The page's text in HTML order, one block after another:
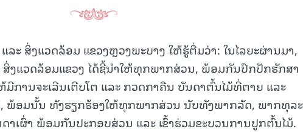
ສິ່ງແວດລ້ອມ ແຂວງຫຼວງພະບາງ ໃຫ້ຮູ້ຕື່ມວ່າ: ໃນໄລຍະຜ່ານມາ,
ງແວດລ້ອມແຂວງ ໄດ້ຊີ້ນຳໃຫ້ທຸກພາກສ່ວນ, ພ້ອມກັນປົກປັກຮັກສາ
ການຈະເລີນເຕີບໂຕ ແລະ ກວດກາຄືນ ບັນດາຕົ້ນໄມ້ທີ່ຕາຍ ແລະ
ພ້ອມນັ້ນ ທັງຮຽກຮ້ອງໃຫ້ທຸກພາກສ່ວນ ນັບທັງພາກລັດ, ພາກທຸລ
າເຜົ່າ ພ້ອມກັນປະກອບສ່ວນ ແລະ ເຂົ້າຮ່ວມຂະບວນການປູກຕົ້ນໄມ້.